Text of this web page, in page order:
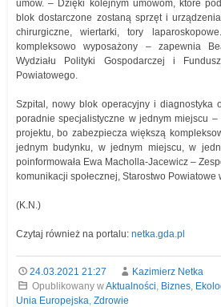
umów. – Dzięki kolejnym umowom, które
blok dostarczone zostaną sprzęt i
chirurgiczne, wiertarki, tory
kompleksowo wyposażony – zapewnia
Wydziału Polityki Gospodarczej i
Powiatowego.
Szpital, nowy blok operacyjny i diagnostyka
poradnie specjalistyczne w jednym miejscu
projektu, bo zabezpiecza większą
jednym budynku, w jednym miejscu, w
poinformowała Ewa Macholla-Jacewicz –
komunikacji społecznej, Starostwo
(K.N.)
Czytaj również na portalu: netka.gda.pl
24.03.2021 21:27
Kazimierz Netka
Opublikowany wAktualności, Biznes,
Unia Europejska, Zdrowie